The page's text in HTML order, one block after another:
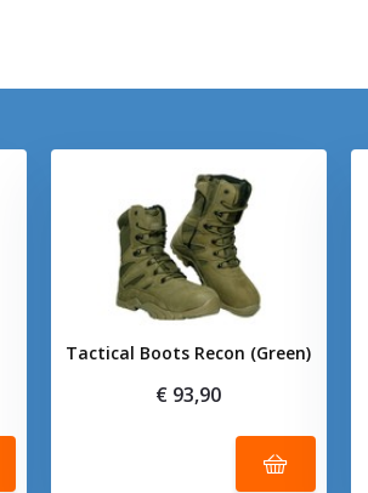
Tactical Boots Recon (Green)
€ 93,90